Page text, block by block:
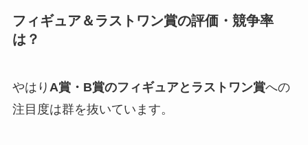
フィギュア＆ラストワン賞の評価・競争率
は？
やはり A賞・B賞のフィギュアとラストワン賞への
注目度は群を抜いています。